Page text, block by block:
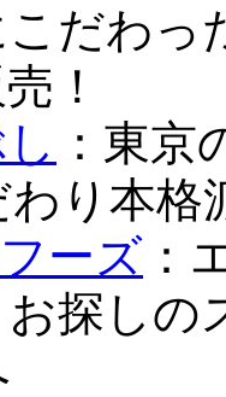
だわっ
！
：東
り本格
ーズ ：
探しの